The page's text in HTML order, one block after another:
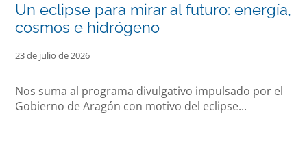
Un eclipse para mirar al futuro: energía,
cosmos e hidrógeno
23 de julio de 2026
Nos suma al programa divulgativo impulsado por el
Gobierno de Aragón con motivo del eclipse...